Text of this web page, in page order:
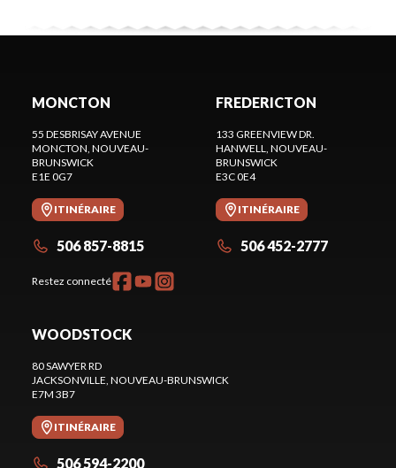
MONCTON
55 DESBRISAY AVENUE
MONCTON, NOUVEAU-
BRUNSWICK
E1E 0G7
ITINÉRAIRE
506 857-8815
Restez connecté
FREDERICTON
133 GREENVIEW DR.
HANWELL, NOUVEAU-
BRUNSWICK
E3C 0E4
ITINÉRAIRE
506 452-2777
WOODSTOCK
80 SAWYER RD
JACKSONVILLE, NOUVEAU-BRUNSWICK
E7M 3B7
ITINÉRAIRE
506 594-2200